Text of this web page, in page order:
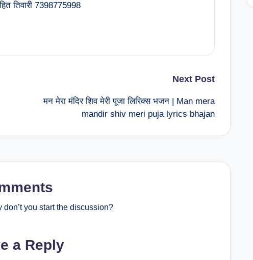
तिवारी 7398775998
Next Post
मन मेरा मंदिर शिव मेरी पूजा लिरिक्स भजन | Man mera
mandir shiv meri puja lyrics bhajan
don’t you start the discussion?
a Reply